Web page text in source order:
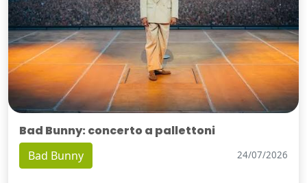
Bad Bunny: concerto a pallettoni
Bad Bunny 24/07/2026